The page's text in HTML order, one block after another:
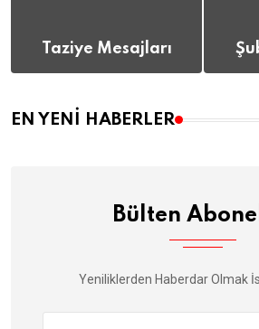
Taziye Mesajları
EN YENI HABERLER
Bülten
Yeniliklerden Haberdar Olmak